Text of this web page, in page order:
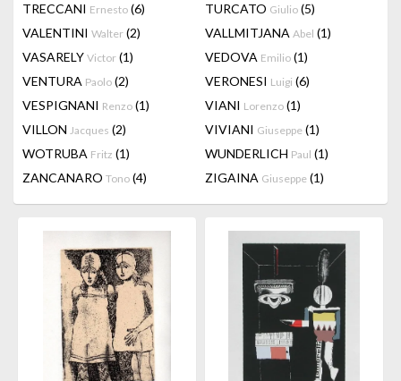
TRECCANI Ernesto (6) TURCATO Giulio (5)
VALENTINI Walter (2) VALLMITJANA Abel (1)
VASARELY Victor (1) VEDOVA Emilio (1)
VENTURA Paolo (2) VERONESI Luigi (6)
VESPIGNANI Renzo (1) VIANI Lorenzo (1)
VILLON Jacques (2) VIVIANI Giuseppe (1)
WOTRUBA Fritz (1) WUNDERLICH Paul (1)
ZANCANARO Tono (4) ZIGAINA Giuseppe (1)